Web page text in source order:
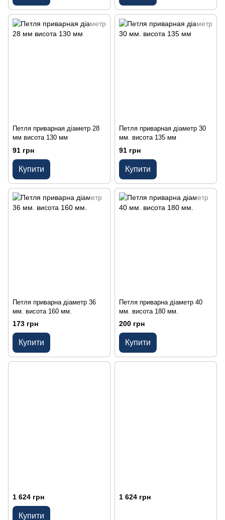
Петля приварная діаметр 28
мм висота 130 мм
91 грн
Купити
Петля приварная діаметр 30
мм. висота 135 мм
91 грн
Купити
Петля приварна діаметр 36
мм. висота 160 мм.
173 грн
Купити
Петля приварна діаметр 40
мм. висота 180 мм.
200 грн
Купити
1 624 грн
Купити
1 624 грн